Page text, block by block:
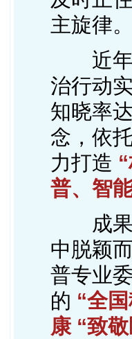
主旋律。
近
治行动
知晓率
念，依
力打造
普、智
成
中脱颖
普专业
的 “全
康 “致